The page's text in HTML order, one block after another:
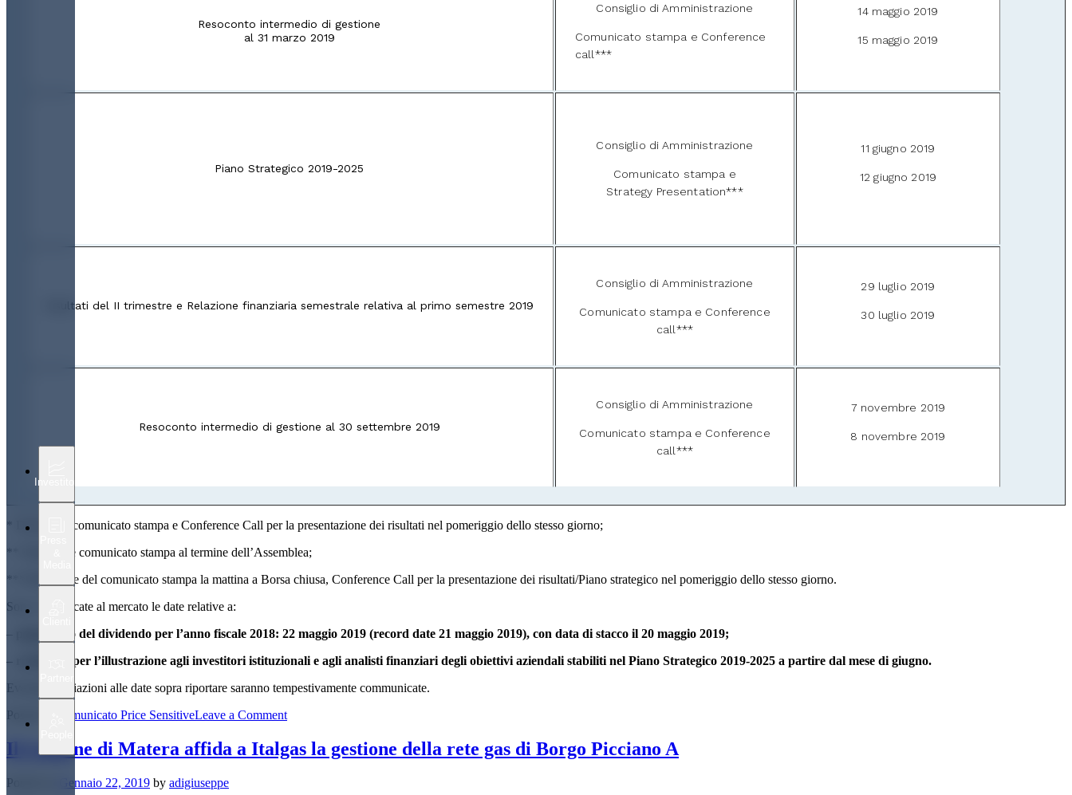
Investitori
Resoconto intermedio di gestione
al 31 marzo 2019
Consiglio di Amministrazione
Comunicato stampa e Conference
call***
14 maggio 2019
15 maggio 2019
Piano Strategico 2019-2025
Consiglio di Amministrazione
Comunicato stampa e
Strategy Presentation***
11 giugno 2019
12 giugno 2019
Risultati del II trimestre e Relazione finanziaria semestrale relativa al primo semestre 2019
Consiglio di Amministrazione
Comunicato stampa e Conference
call***
29 luglio 2019
30 luglio 2019
Resoconto intermedio di gestione al 30 settembre 2019
Consiglio di Amministrazione
Comunicato stampa e Conference
call***
7 novembre 2019
8 novembre 2019
* Diffusione comunicato stampa e Conference Call per la presentazione dei risultati nel pomeriggio dello stesso giorno;
** Diffusione comunicato stampa al termine dell’Assemblea;
***Diffusione del comunicato stampa la mattina a Borsa chiusa, Conference Call per la presentazione dei risultati/Piano strategico nel pomeriggio dello stesso giorno.
Sono comunicate al mercato le date relative a:
–
pagamento del dividendo per l’anno fiscale 2018: 22 maggio 2019 (record date 21 maggio 2019), con data di stacco il 20 maggio 2019;
– roadshow per l’illustrazione agli investitori istituzionali e agli analisti finanziari degli obiettivi aziendali stabiliti nel Piano Strategico 2019-2025 a partire dal mese di giugno.
Eventuali variazioni alle date sopra riportare saranno tempestivamente communicate.
Posted in
Comunicato Price SensitiveLeave a Commenton
Calendario
degli
Il Comune di Matera affida a Italgas la gestione della rete gas di Borgo Picciano A
Posted on Gennaio 22, 2019 by adigiuseppe